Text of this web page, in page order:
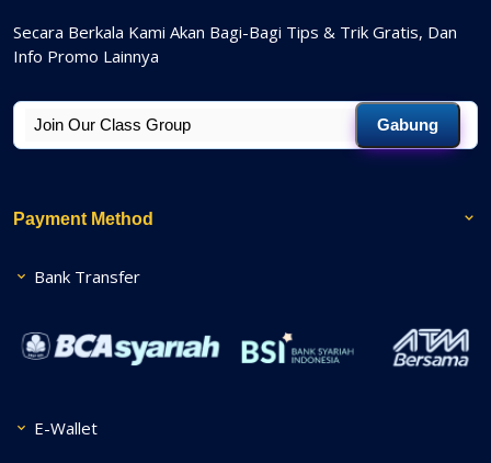
Secara Berkala Kami Akan Bagi-Bagi Tips & Trik Gratis, Dan
Info Promo Lainnya
Gabung
Payment Method
Bank Transfer
E-Wallet